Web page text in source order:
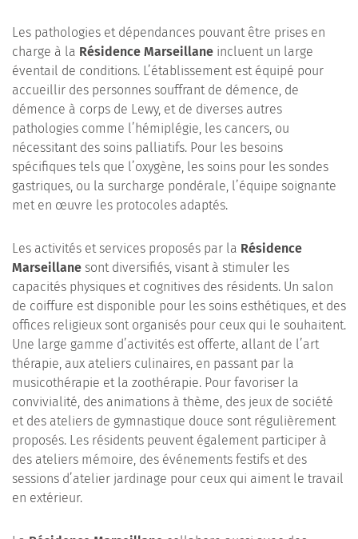
Les pathologies et dépendances pouvant être prises en
charge à la Résidence Marseillane incluent un large
éventail de conditions. L’établissement est équipé pour
accueillir des personnes souffrant de démence, de
démence à corps de Lewy, et de diverses autres
pathologies comme l’hémiplégie, les cancers, ou
nécessitant des soins palliatifs. Pour les besoins
spécifiques tels que l’oxygène, les soins pour les sondes
gastriques, ou la surcharge pondérale, l’équipe soignante
met en œuvre les protocoles adaptés.
Les activités et services proposés par la Résidence
Marseillane sont diversifiés, visant à stimuler les
capacités physiques et cognitives des résidents. Un salon
de coiffure est disponible pour les soins esthétiques, et des
offices religieux sont organisés pour ceux qui le souhaitent.
Une large gamme d’activités est offerte, allant de l’art
thérapie, aux ateliers culinaires, en passant par la
musicothérapie et la zoothérapie. Pour favoriser la
convivialité, des animations à thème, des jeux de société
et des ateliers de gymnastique douce sont régulièrement
proposés. Les résidents peuvent également participer à
des ateliers mémoire, des événements festifs et des
sessions d’atelier jardinage pour ceux qui aiment le travail
en extérieur.